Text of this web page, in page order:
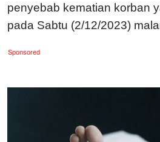
penyebab kematian korban
pada Sabtu (2/12/2023)
Sponsored